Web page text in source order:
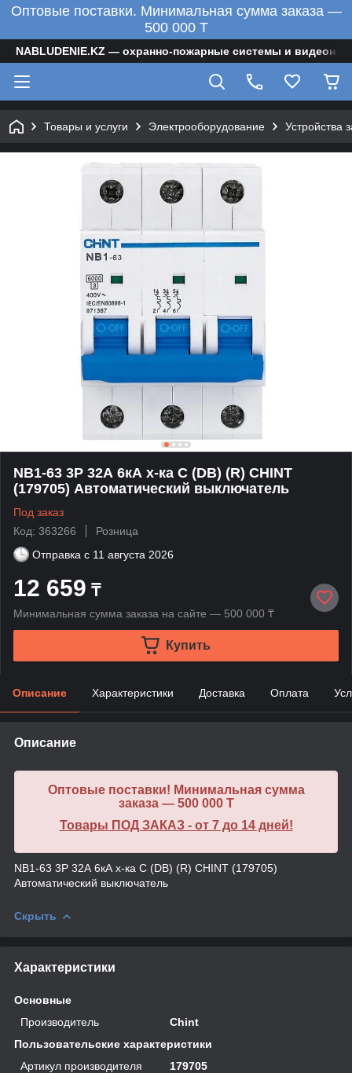
Оптовые поставки. Минимальная сумма заказа —
500 000 T
NABLUDENIE.KZ — охранно-пожарные системы и
Товары и услуги Электрооборудование Устройства
NB1-63 3P 32А 6кА х-ка C (DB) (R) CHINT
(179705) Автоматический выключатель
Под заказ
Код: 363266
Розница
Отправка с 11 августа 2026
12 659 ₸
Минимальная сумма заказа на сайте — 500 000 ₸
Купить
Описание Характеристики Доставка Оплата
Описание
Оптовые поставки! Минимальная сумма
заказа — 500 000 T
Товары ПОД ЗАКАЗ - от 7 до 14 дней!
NB1-63 3P 32А 6кА х-ка C (DB) (R) CHINT (179705)
Автоматический выключатель
Скрыть
Характеристики
Основные
Производитель
Chint
Пользовательские характеристики
Артикул производителя
179705